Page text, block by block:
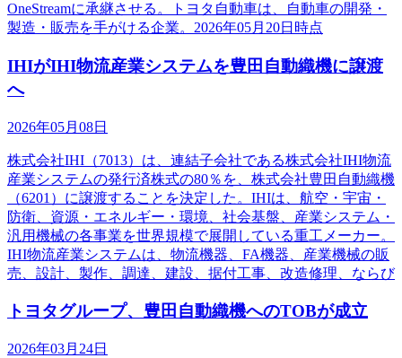
OneStreamに承継させる。トヨタ自動車は、自動車の開発・
製造・販売を手がける企業。2026年05月20日時点
IHIがIHI物流産業システムを豊田自動織機に譲渡
へ
2026年05月08日
株式会社IHI（7013）は、連結子会社である株式会社IHI物流
産業システムの発行済株式の80％を、株式会社豊田自動織機
（6201）に譲渡することを決定した。IHIは、航空・宇宙・
防衛、資源・エネルギー・環境、社会基盤、産業システム・
汎用機械の各事業を世界規模で展開している重工メーカー。
IHI物流産業システムは、物流機器、FA機器、産業機械の販
売、設計、製作、調達、建設、据付工事、改造修理、ならび
トヨタグループ、豊田自動織機へのTOBが成立
2026年03月24日